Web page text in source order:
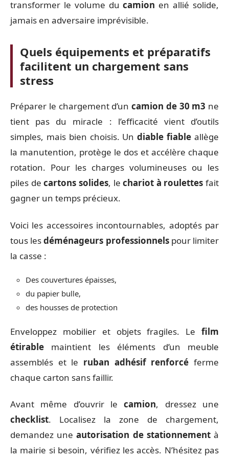
transformer le volume ducamion en allié solide,
jamais en adversaire imprévisible.
Quels équipements et préparatifs
facilitent un chargement sans
stress
Préparer le chargement d’un camion de 30 m3 ne
tient pas du miracle : l’efficacité vient d’outils
simples, mais bien choisis. Undiable fiable allège
la manutention, protège le dos et accélère chaque
rotation. Pour les charges volumineuses ou les
piles decartons solides, lechariot à roulettes fait
gagner un temps précieux.
Voici les accessoires incontournables, adoptés par
tous lesdéménageurs professionnelspour limiter
la casse :
Des couvertures épaisses,
du papier bulle,
des housses de protection
Enveloppez mobilier et objets fragiles. Le film
étirable maintient les éléments d’un meuble
assemblés et le ruban adhésif renforcé ferme
chaque carton sans faillir.
Avant même d’ouvrir lecamion, dressez une
checklist. Localisez la zone de chargement,
demandez uneautorisation de stationnementà
la mairie si besoin, vérifiez les accès. N’hésitez pas